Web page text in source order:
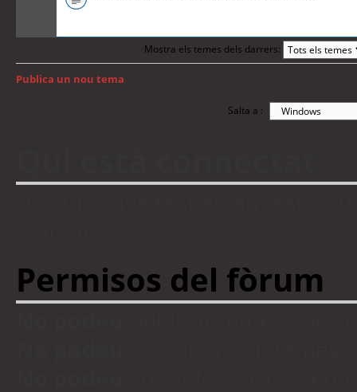
Mostra els temes dels darrers:
Publica un nou tema
Salta a :
Permisos del fòrum